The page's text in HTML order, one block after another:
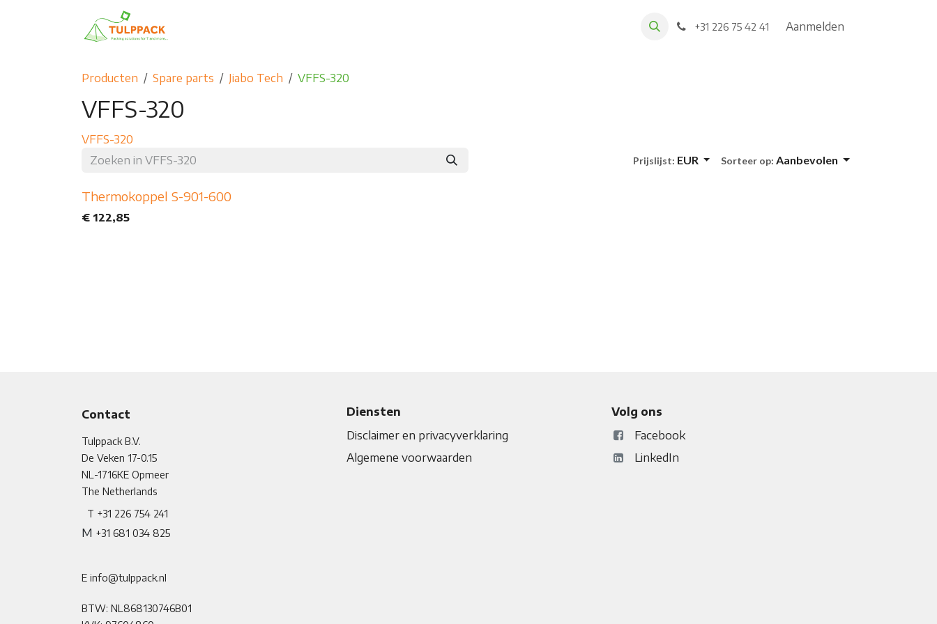
+31 226 75 42 41 Aanmelden
Producten Spare parts Jiabo Tech VFFS-320
VFFS-320
VFFS-320
Prijslijst: EUR Sorteer op: Aanbevolen
Thermokoppel S-901-600
€ 122,85
Contact
Tulppack B.V.
De Veken 17-0.15
NL-1716KE Opmeer
The Netherlands
T +31 226 754 241
M +31 681 034 825
E info@tulppack.nl
BTW: NL868130746B01
Diensten
Disclaimer en privacyverklaring
Algemene voorwaarden
Volg ons
Facebook
LinkedIn